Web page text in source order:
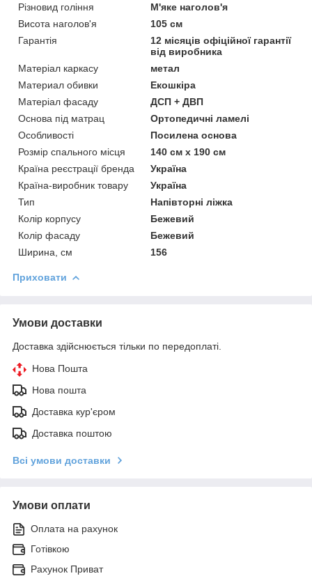
Різновид гоління
М'яке наголов'я
Висота наголов'я
105 см
Гарантія
12 місяців офіційної гарантії
від виробника
Матеріал каркасу
метал
Материал обивки
Екошкіра
Матеріал фасаду
ДСП + ДВП
Основа під матрац
Ортопедичні ламелі
Особливості
Посилена основа
Розмір спального місця
140 см х 190 см
Країна реєстрації бренда
Україна
Країна-виробник товару
Україна
Тип
Напівторні ліжка
Колір корпусу
Бежевий
Колір фасаду
Бежевий
Ширина, см
156
Приховати
Умови доставки
Доставка здійснюється тільки по передоплаті.
Нова Пошта
Нова пошта
Доставка кур'єром
Доставка поштою
Всі умови доставки
Умови оплати
Оплата на рахунок
Готівкою
Рахунок Приват